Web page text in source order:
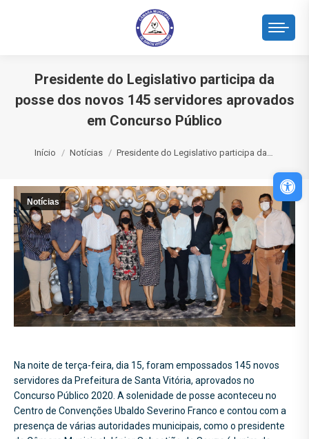
Presidente do Legislativo participa da
posse dos novos 145 servidores aprovados
em Concurso Público
Início Notícias Presidente do Legislativo participa da…
Notícias
Na noite de terça-feira, dia 15, foram empossados 145 novos
servidores da Prefeitura de Santa Vitória, aprovados no
Concurso Público 2020. A solenidade de posse aconteceu no
Centro de Convenções Ubaldo Severino Franco e contou com a
presença de várias autoridades municipais, como o presidente